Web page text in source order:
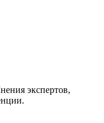
экспертов,